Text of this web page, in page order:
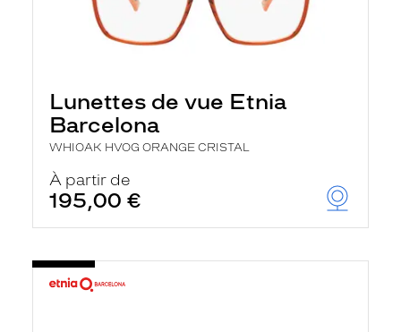
Lunettes de vue Etnia
Barcelona
WHIOAK HVOG ORANGE CRISTAL
À partir de
195,00 €